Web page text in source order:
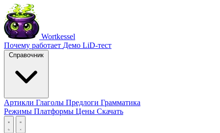
Wortkessel
Почему работает Демо LiD-тест
Справочник
Артикли Глаголы Предлоги Грамматика
Режимы Платформы Цены Скачать